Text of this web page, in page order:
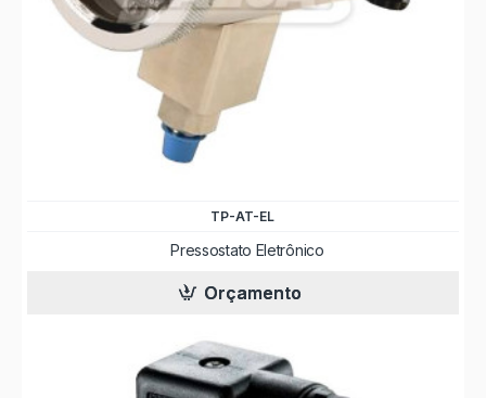
TP-AT-EL
Pressostato Eletrônico
Orçamento